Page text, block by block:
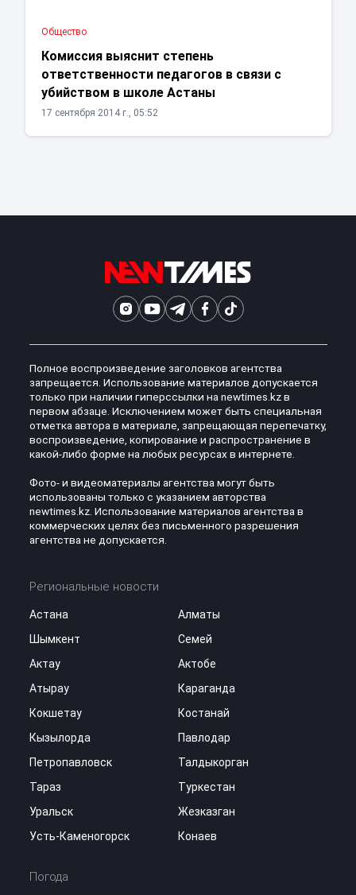
Общество
Комиссия выяснит степень
ответственности педагогов в связи с
убийством в школе Астаны
17 сентября 2014 г., 05:52
Полное воспроизведение заголовков агентства
запрещается. Использование материалов допускается
только при наличии гиперссылки на newtimes.kz в
первом абзаце. Исключением может быть специальная
отметка автора в материале, запрещающая перепечатку,
воспроизведение, копирование и распространение в
какой-либо форме на любых ресурсах в интернете.
Фото- и видеоматериалы агентства могут быть
использованы только с указанием авторства
newtimes.kz. Использование материалов агентства в
коммерческих целях без письменного разрешения
агентства не допускается.
Региональные новости
Астана
Алматы
Шымкент
Семей
Актау
Актобе
Атырау
Караганда
Кокшетау
Костанай
Кызылорда
Павлодар
Петропавловск
Талдыкорган
Тараз
Туркестан
Уральск
Жезказган
Усть-Каменогорск
Конаев
Погода